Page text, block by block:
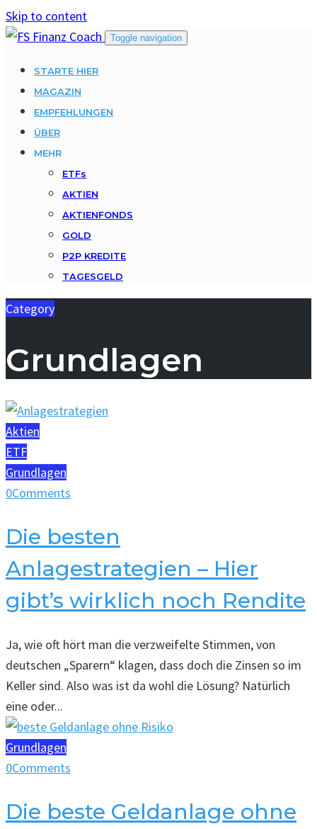
Skip to content
Toggle navigation
STARTE HIER
MAGAZIN
EMPFEHLUNGEN
ÜBER
MEHR
ETFs
AKTIEN
AKTIENFONDS
GOLD
P2P KREDITE
TAGESGELD
Category
Grundlagen
Aktien
ETF
Grundlagen
0Comments
Die besten
Anlagestrategien – Hier
gibt’s wirklich noch Rendite
Ja, wie oft hört man die verzweifelte Stimmen, von
deutschen „Sparern“ klagen, dass doch die Zinsen so im
Keller sind. Also was ist da wohl die Lösung? Natürlich
eine oder...
Grundlagen
0Comments
Die beste Geldanlage ohne